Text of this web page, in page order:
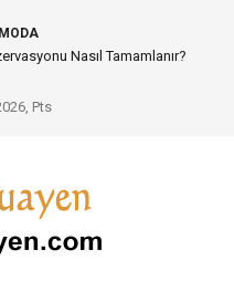
Modüler Transferi
Pts